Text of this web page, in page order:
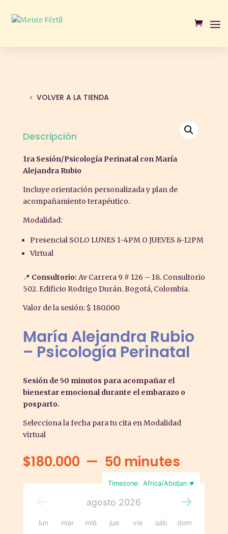
VOLVER A LA TIENDA
Descripción
1ra Sesión/Psicología Perinatal con María
Alejandra Rubio
Incluye orientación personalizada y plan de
acompañamiento terapéutico.
Modalidad:
Presencial SOLO LUNES 1-4PM O JUEVES 8-12PM
Virtual
📍 Consultorio: Av Carrera 9 # 126 – 18. Consultorio
502. Edificio Rodrigo Durán. Bogotá, Colombia.
Valor de la sesión: $ 180.000
María Alejandra Rubio
– Psicología Perinatal
Sesión de 50 minutos para acompañar el
bienestar emocional durante el embarazo o
posparto.
Selecciona la fecha para tu cita en Modalidad
virtual
$180.000 50 minutes
Timezone: Africa/Abidjan
agosto 2026
lun mar mié jue vie sáb dom